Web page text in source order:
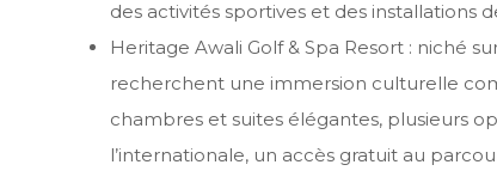
des activités sportives et des installations
Heritage Awali Golf & Spa Resort : niché
recherchent une immersion culturelle
chambres et suites élégantes, plusieurs
l’internationale, un accès gratuit au